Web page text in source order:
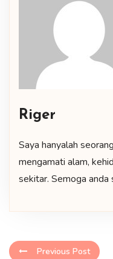
Riger
Saya hanyalah
mengamati alam,
sekitar. Semoga
Previous Post